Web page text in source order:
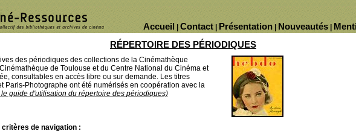
Nouveautés
Présentation
Contact
Accueil
RÉPERTOIRE DES PÉRIODIQUES
des périodiques des collections de la Cinémathèque
de Toulouse et du Centre National du Cinéma et
consultables en accès libre ou sur demande. Les titres
Paris-Photographe ont été numérisés en coopération avec la
guide d'utilisation du répertoire des périodiques)
de navigation :